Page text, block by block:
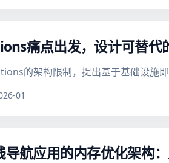
痛点出发，设计可替代
的架构限制，提出基于基础设施
01
导航应用的内存优化架构